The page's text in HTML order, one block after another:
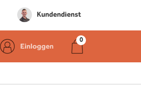
Kundendienst
Einloggen